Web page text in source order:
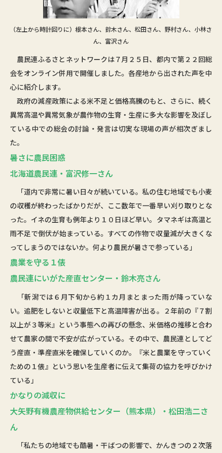
（左上から時計回りに）根本さん、鈴木さん、松田さん、野村さん、小林さ
ん、富沢さん
農民連ふるさとネットワークは７月２５日、都内で第２２回総
会をオンライン併用で開催しました。各産地から出された声を中
心に紹介します。
政府の減産政策による米不足と価格高騰のもと、さらに、続く
異常高温や異常気象が農作物の生育・生産に多大な影響を及ぼし
ている中での総会の討論・発言は切実な現場の声が相次ぎまし
た。
暑さに農民困惑
北海道農民連・富沢修一さん
「道内で非常に暑い日々が続いている。私の住む地域でも小麦
の収穫が終わったばかりだが、ここ数年で一番早い刈り取りとな
った。イネの生育も例年より１０日ほど早い。タマネギは高温と
雨不足で倒伏が始まっている。すべての作物で収量減が大きくな
ってしまうのではないか。何より農民が暑さで参っている」
農業を守る１俵
農民連にいがた産直センター・鈴木亮さん
「新潟では６月下旬から約１カ月まとまった雨が降っていな
い。追肥をしないと収量低下と高温障害が出る。２年前の『７割
以上が３等米』という事態への再びの懸念、米価格の推移と合わ
せて農家の間で不安が広がっている。その中で、農民連としてど
う産直・準産直米を確保していくのか。『米と農業を守っていく
ための１俵』という思いを生産者に伝えて集荷の協力を呼びかけ
ている」
かなりの減収に
大矢野有機農産物供給センター（熊本県）・松田浩二さ
ん
「私たちの地域でも酷暑・干ばつの影響で、かんきつの２次落